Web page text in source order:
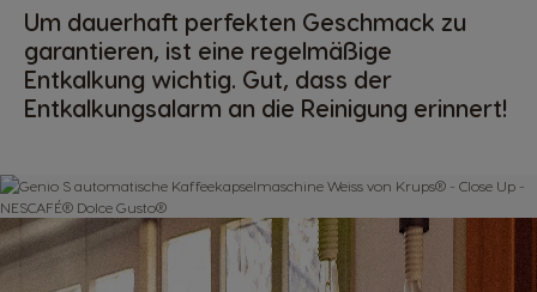
Um dauerhaft perfekten Geschmack zu
garantieren, ist eine regelmäßige
Entkalkung wichtig. Gut, dass der
Entkalkungsalarm an die Reinigung erinnert!